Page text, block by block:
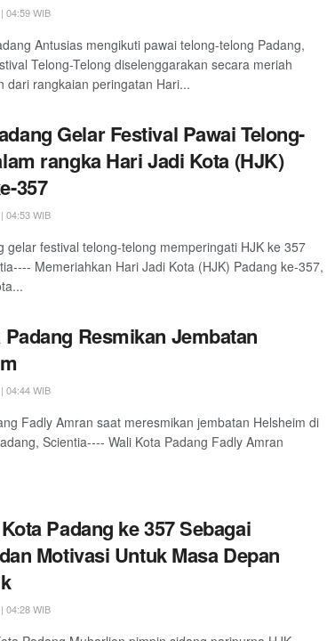
04:59 WIB
Antusias mengikuti pawai telong-telong Padang,
Telong-Telong diselenggarakan secara meriah
dari rangkaian peringatan Hari...
Gelar Festival Pawai Telong-
rangka Hari Jadi Kota (HJK)
357
04:53 WIB
gelar festival telong-telong memperingati HJK ke 357
Memeriahkan Hari Jadi Kota (HJK) Padang ke-357,
Resmikan Jembatan
04:44 WIB
Fadly Amran saat meresmikan jembatan Helsheim di
Scientia---- Wali Kota Padang Fadly Amran
Padang ke 357 Sebagai
Motivasi Untuk Masa Depan
04:28 WIB